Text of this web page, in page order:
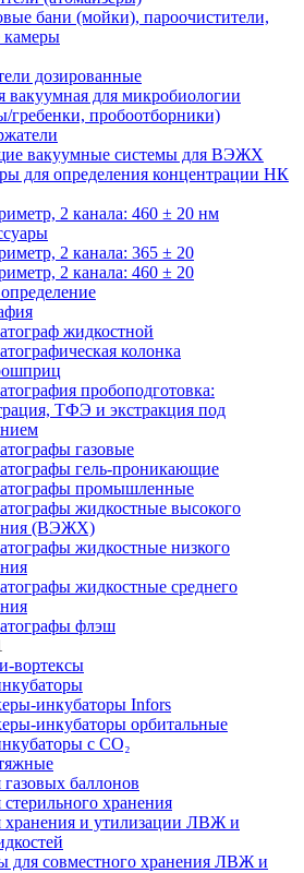
бани (мойки), пароочистители,
дозированные
вакуумная для микробиологии
гребенки, пробоотборники)
вакуумные системы для ВЭЖХ
для определения концентрации НК
2 канала: 460 ± 20 нм
2 канала: 365 ± 20
2 канала: 460 ± 20
жидкостной
колонка
пробоподготовка:
ТФЭ и экстракция под
газовые
гель-проникающие
промышленные
жидкостные высокого
(ВЭЖХ)
жидкостные низкого
жидкостные среднего
флэш
вортексы
инкубаторы Infors
инкубаторы орбитальные
с CО₂
баллонов
хранения
и утилизации ЛВЖ и
для совместного хранения ЛВЖ и